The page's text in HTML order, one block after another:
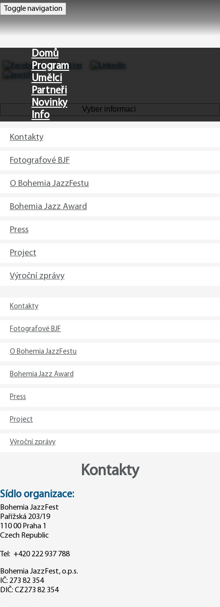
Toggle navigation
Domů
Program
Umělci
Partneři
Novinky
Info
Vyber informaci
Kontakty
Fotografové BJF
O Bohemia JazzFestu
Bohemia Jazz Award
Press
Project
Výroční zprávy
Kontakty
Fotografové BJF
O Bohemia JazzFestu
Bohemia Jazz Award
Press
Project
Výroční zprávy
Kontakty
Sídlo organizace:
Bohemia JazzFest
Pařížská 203/19
110 00 Praha 1
Czech Republic
Tel: +420 222 937 788‬
Bohemia JazzFest, o.p.s.
IČ: 273 82 354
DIČ: CZ273 82 354